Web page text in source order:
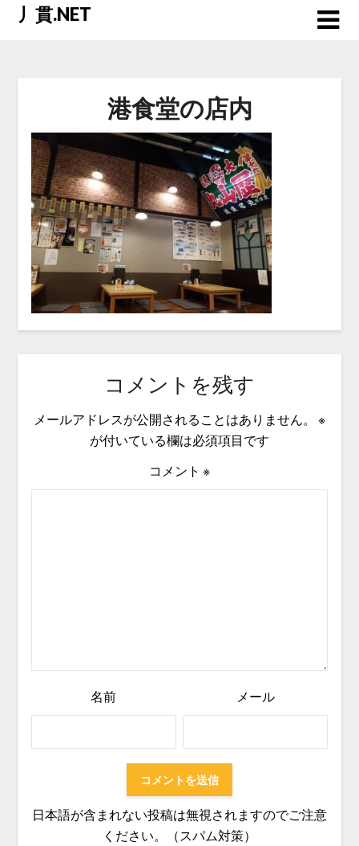
Skip丿貫.NET
港食堂の店内
コメントを残す
メールアドレスが公開されることはありません。
※
が付いている欄は必須項目です
コメント ※
名前 メール
日本語が含まれない投稿は無視されますのでご注意
ください。（スパム対策）